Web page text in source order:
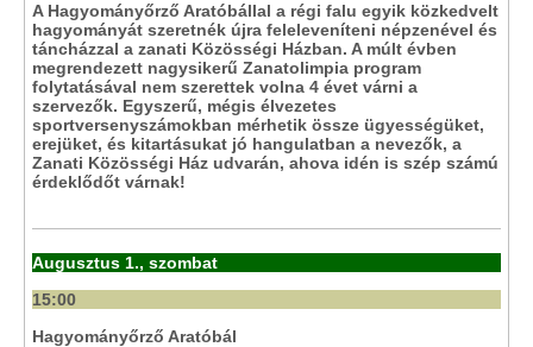
A Hagyományőrző Aratóbállal a régi falu egyik közkedvelt
hagyományát szeretnék újra feleleveníteni népzenével és
táncházzal a zanati Közösségi Házban. A múlt évben
megrendezett nagysikerű Zanatolimpia program
folytatásával nem szerettek volna 4 évet várni a
szervezők. Egyszerű, mégis élvezetes
sportversenyszámokban mérhetik össze ügyességüket,
erejüket, és kitartásukat jó hangulatban a nevezők, a
Zanati Közösségi Ház udvarán, ahova idén is szép számú
érdeklődőt várnak!
Augusztus 1., szombat
15:00
Hagyományőrző Aratóbál